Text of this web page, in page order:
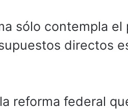
sólo contempla
directos
reforma federal